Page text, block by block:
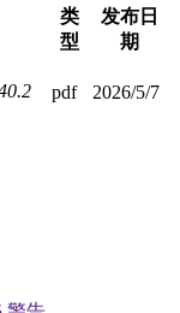
类
型
发布日
期
pdf 2026/5/7